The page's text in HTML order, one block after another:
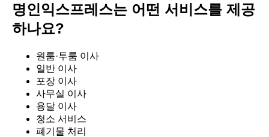
명인익스프레스는 어떤 서비스를 제공
하나요?
원룸·투룸 이사
일반 이사
포장 이사
사무실 이사
용달 이사
청소 서비스
폐기물 처리